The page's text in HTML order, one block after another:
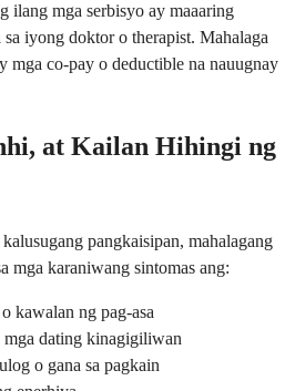
ilang mga serbisyo ay maaaring
iyong doktor o therapist. Mahalaga
mga co-pay o deductible na nauugnay
at Kailan Hihingi ng
pangkaisipan, mahalagang
mga karaniwang sintomas ang:
kawalan ng pag-asa
mga dating kinagigiliwan
o gana sa pagkain